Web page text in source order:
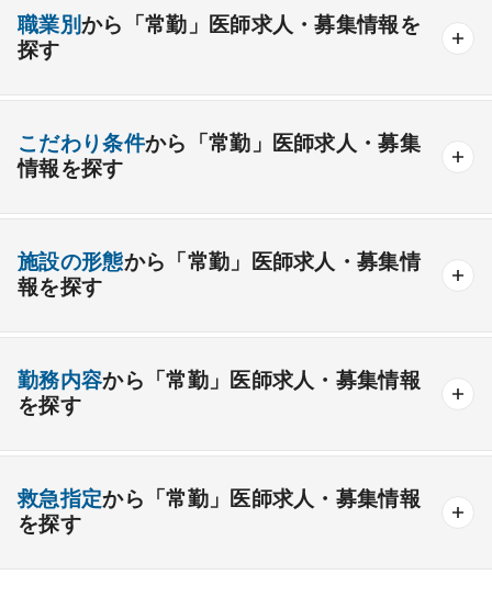
一般内科 呼吸器内科 消化器内科 循環器内科
老人内科 リウマチ内科 総合診療科
消化器外科
整形外科 形成外科 美容外科
その他
心療内科 泌尿器科 眼科 耳鼻咽喉科
皮膚科
放射線科 救命救急科 病理科 その他
職業別から「常勤」医師求人・募集情報を
探す
こだわり条件から「常勤」医師求人・募集
情報を探す
開業支援あり
外来のみの勤務可能 給与インセンティブ制度あり
夜間当直なしの勤務可
後期研修可能 週4日の勤務可能
オンコールなしの勤務可能 セカンドキャリア歓迎
施設の形態から「常勤」医師求人・募集情
報を探す
療養＋精神
勤務内容から「常勤」医師求人・募集情報
を探す
検査
救急指定から「常勤」医師求人・募集情報
を探す